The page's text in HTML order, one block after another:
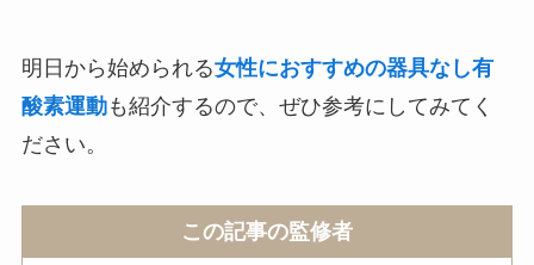
明日から始められる女性におすすめの器具なし有
酸素運動も紹介するので、ぜひ参考にしてみてく
ださい。
この記事の監修者